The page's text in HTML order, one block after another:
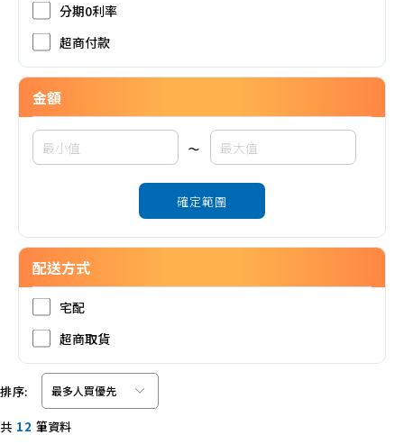
濾網配件
分期0利率
超商付款
金額
~
確定範圍
配送方式
宅配
超商取貨
排序:
共 12 筆資料